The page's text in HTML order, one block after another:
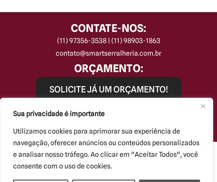
Sua privacidade é importante
Utilizamos cookies para aprimorar sua experiência de
navegação, oferecer anúncios ou conteúdos personalizados
e analisar nosso tráfego. Ao clicar em "Aceitar Todos", você
consente com o uso de cookies.
CONTATE-NOS:
(11) 97356-3538 | (11) 98903-1863
contato@smartserralheria.com.br
ORÇAMENTO:
SOLICITE JÁ UM ORÇAMENTO!
REDES SOCIAIS:
Smart Serralheria © Todos os direitos reservados.
Kryzalis - Criação de Sites